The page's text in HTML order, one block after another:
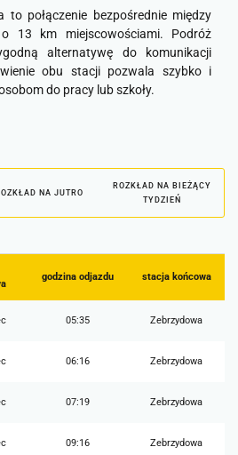
to połączenie bezpośrednie między
13 km miejscowościami. Podróż
alternatywę do komunikacji
obu stacji pozwala szybko i
do pracy lub szkoły.
NA JUTRO
ROZKŁAD NA BIEŻĄCY
TYDZIEŃ
godzina odjazdu stacja końcowa
05:35 Zebrzydowa
06:16 Zebrzydowa
07:19 Zebrzydowa
09:16 Zebrzydowa